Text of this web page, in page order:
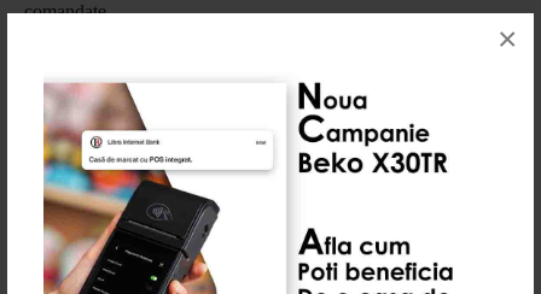
×
comandate.
10. POLITICA DE LIVRARE
Produsele se livrează de către vânzător, direct la domiciliul
cumpărătorului / adresa specificată de acesta.
Transportul se asigură prin firma de curierat CURIER.
Taxa de transport este de ... RON.
Expedierea comenzii pentru produsele aflate în stoc se va realiza